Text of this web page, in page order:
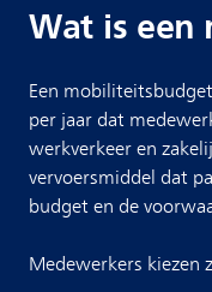
Wat is een
Een
per jaar dat
werkverkeer en
vervoersmiddel dat
budget en de
Medewerkers kiezen